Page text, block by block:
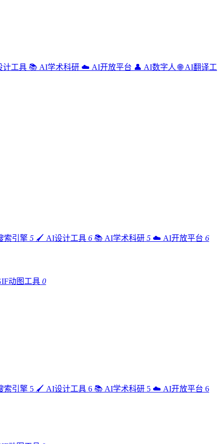
计工具 📚 AI学术科研 ☁️ AI开放平台 👤 AI数字人 🌐 AI翻译工
索引擎 5 🖌️ AI设计工具 6 📚 AI学术科研 5 ☁️ AI开放平台 6
动图工具 0
索引擎 5 🖌️ AI设计工具 6 📚 AI学术科研 5 ☁️ AI开放平台 6